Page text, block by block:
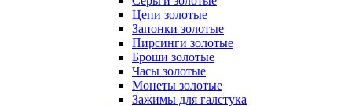
Цепи золотые
Запонки золотые
Пирсинги золотые
Броши золотые
Часы золотые
Монеты золотые
Зажимы для галстука